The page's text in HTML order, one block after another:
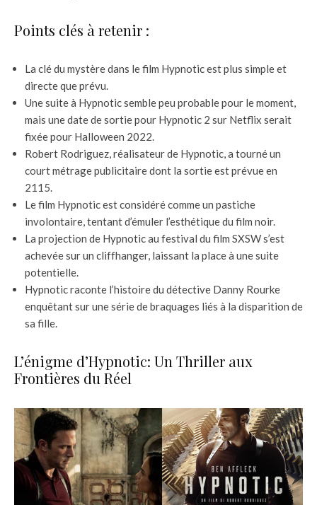
Points clés à retenir :
La clé du mystère dans le film Hypnotic est plus simple et
directe que prévu.
Une suite à Hypnotic semble peu probable pour le moment,
mais une date de sortie pour Hypnotic 2 sur Netflix serait
fixée pour Halloween 2022.
Robert Rodriguez, réalisateur de Hypnotic, a tourné un
court métrage publicitaire dont la sortie est prévue en
2115.
Le film Hypnotic est considéré comme un pastiche
involontaire, tentant d’émuler l’esthétique du film noir.
La projection de Hypnotic au festival du film SXSW s’est
achevée sur un cliffhanger, laissant la place à une suite
potentielle.
Hypnotic raconte l’histoire du détective Danny Rourke
enquêtant sur une série de braquages liés à la disparition de
sa fille.
L’énigme d’Hypnotic: Un Thriller aux
Frontières du Réel